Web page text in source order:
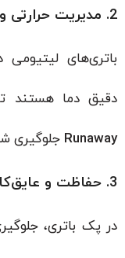
2. مدیریت حرارتی و انتقال گرما در پک باتری EV
باتری‌های لیتیومی
دقیق دما هستند
Runawayجلوگیری
3. حفاظت و عایق‌کاری الکتریکی
در پک باتری،